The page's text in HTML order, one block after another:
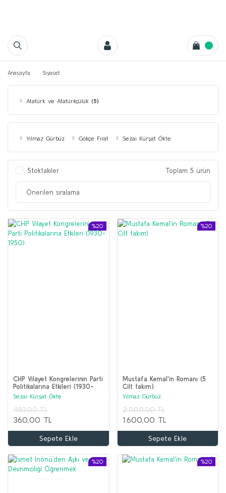
Anasayfa Siyaset
Atatürk ve Atatürkçülük (5)
Yılmaz Gürbüz Gökçe Fırat Sezai Kürşat Ökte
Stoktakiler Toplam 5 ürün
%20
CHP Vilayet Kongrelerinin Parti
Politikalarına Etkileri (1930-
1950)
Sezai Kürşat Ökte
450,00 TL
360,00 TL
Sepete Ekle
%20
Mustafa Kemal'in Romanı (5
Cilt takım)
Yılmaz Gürbüz
2.000,00 TL
1.600,00 TL
Sepete Ekle
%20 %20